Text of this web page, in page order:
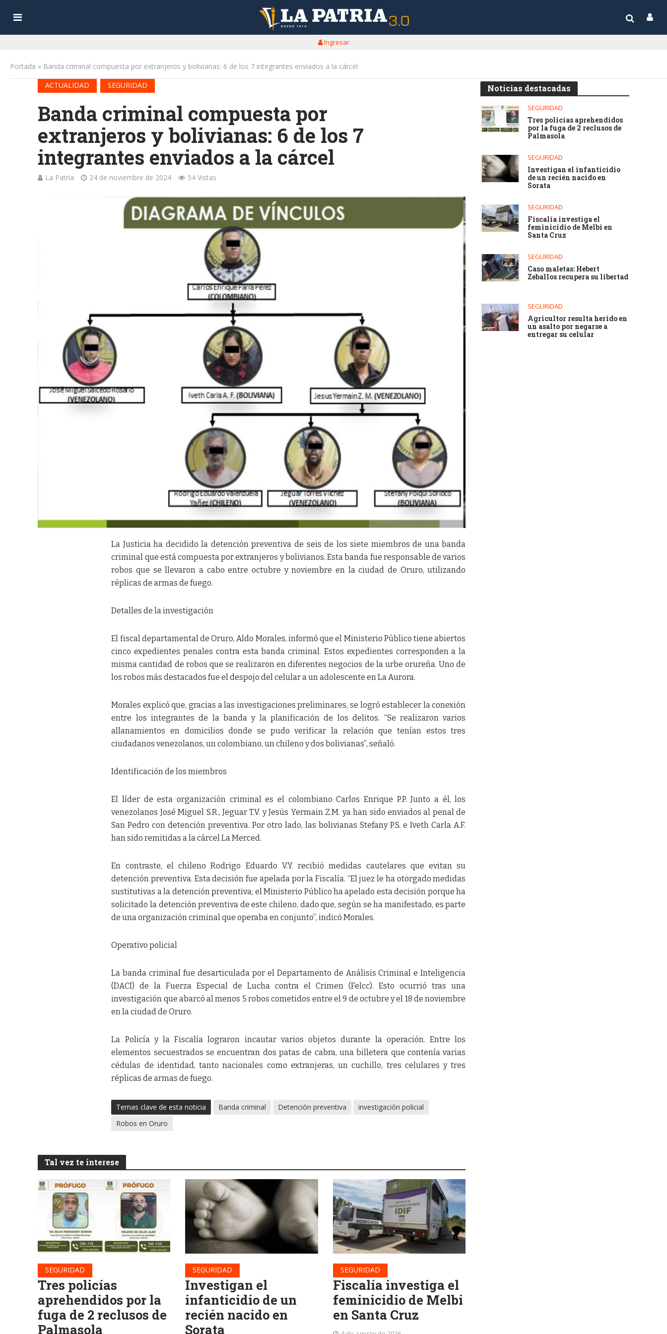
Ingresar
Portada » Banda criminal compuesta por extranjeros y bolivianas: 6 de los 7 integrantes enviados a la cárcel
ACTUALIDAD
SEGURIDAD
Banda criminal compuesta por
extranjeros y bolivianas: 6 de los 7
integrantes enviados a la cárcel
La Patria 24 de noviembre de 2024 54 Vistas
La Justicia ha decidido la detención preventiva de seis de los siete miembros de una banda
criminal que está compuesta por extranjeros y bolivianos. Esta banda fue responsable de varios
robos que se llevaron a cabo entre octubre y noviembre en la ciudad de Oruro, utilizando
réplicas de armas de fuego.
Detalles de la investigación
El fiscal departamental de Oruro, Aldo Morales, informó que el Ministerio Público tiene abiertos
cinco expedientes penales contra esta banda criminal. Estos expedientes corresponden a la
misma cantidad de robos que se realizaron en diferentes negocios de la urbe orureña. Uno de
los robos más destacados fue el despojo del celular a un adolescente en La Aurora.
Morales explicó que, gracias a las investigaciones preliminares, se logró establecer la conexión
entre los integrantes de la banda y la planificación de los delitos. “Se realizaron varios
allanamientos en domicilios donde se pudo verificar la relación que tenían estos tres
ciudadanos venezolanos, un colombiano, un chileno y dos bolivianas”, señaló.
Identificación de los miembros
El líder de esta organización criminal es el colombiano Carlos Enrique P.P. Junto a él, los
venezolanos José Miguel S.R., Jeguar T.V. y Jesús Yermain Z.M. ya han sido enviados al penal de
San Pedro con detención preventiva. Por otro lado, las bolivianas Stefany P.S. e Iveth Carla A.F.
han sido remitidas a la cárcel La Merced.
En contraste, el chileno Rodrigo Eduardo V.Y. recibió medidas cautelares que evitan su
detención preventiva. Esta decisión fue apelada por la Fiscalía. “El juez le ha otorgado medidas
sustitutivas a la detención preventiva; el Ministerio Público ha apelado esta decisión porque ha
solicitado la detención preventiva de este chileno, dado que, según se ha manifestado, es parte
de una organización criminal que operaba en conjunto”, indicó Morales.
Operativo policial
La banda criminal fue desarticulada por el Departamento de Análisis Criminal e Inteligencia
(DACI) de la Fuerza Especial de Lucha contra el Crimen (Felcc). Esto ocurrió tras una
investigación que abarcó al menos 5 robos cometidos entre el 9 de octubre y el 18 de noviembre
en la ciudad de Oruro.
La Policía y la Fiscalía lograron incautar varios objetos durante la operación. Entre los
elementos secuestrados se encuentran dos patas de cabra, una billetera que contenía varias
cédulas de identidad, tanto nacionales como extranjeras, un cuchillo, tres celulares y tres
réplicas de armas de fuego.
Temas clave de esta noticia Banda criminal Detención preventiva
investigación policial
Robos en Oruro
Tal vez te interese
SEGURIDAD
Tres policías
aprehendidos por la
fuga de 2 reclusos de
Palmasola
SEGURIDAD
Investigan el
infanticidio de un
recién nacido en
Sorata
SEGURIDAD
Fiscalía investiga el
feminicidio de Melbi
en Santa Cruz
Noticias destacadas
SEGURIDAD
Tres policías aprehendidos
por la fuga de 2 reclusos de
Palmasola
SEGURIDAD
Investigan el infanticidio
de un recién nacido en
Sorata
SEGURIDAD
Fiscalía investiga el
feminicidio de Melbi en
Santa Cruz
SEGURIDAD
Caso maletas: Hebert
Zeballos recupera su libertad
SEGURIDAD
Agricultor resulta herido en
un asalto por negarse a
entregar su celular